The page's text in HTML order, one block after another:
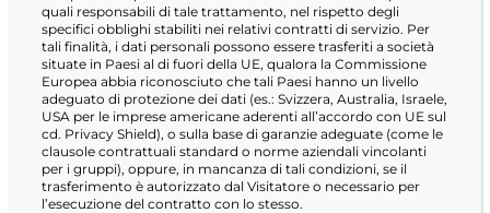
quali responsabili di tale trattamento, nel rispetto degli
specifici obblighi stabiliti nei relativi contratti di servizio. Per
tali finalità, i dati personali possono essere trasferiti a società
situate in Paesi al di fuori della UE, qualora la Commissione
Europea abbia riconosciuto che tali Paesi hanno un livello
adeguato di protezione dei dati (es.: Svizzera, Australia, Israele,
USA per le imprese americane aderenti all’accordo con UE sul
cd. Privacy Shield), o sulla base di garanzie adeguate (come le
clausole contrattuali standard o norme aziendali vincolanti
per i gruppi), oppure, in mancanza di tali condizioni, se il
trasferimento è autorizzato dal Visitatore o necessario per
l’esecuzione del contratto con lo stesso.